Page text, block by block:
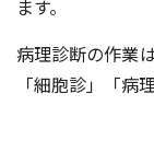
ます。
病理診断の作業
「細胞診」「病